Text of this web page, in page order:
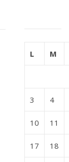
L M
3 4
10 11
17 18